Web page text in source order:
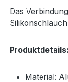
Das
Produktdetails:
Material: